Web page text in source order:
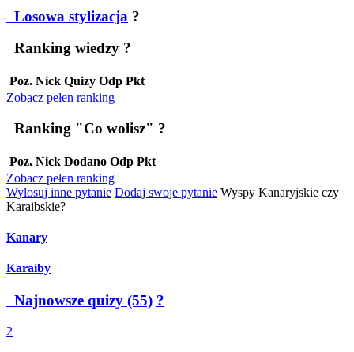
Losowa stylizacja ?
Ranking wiedzy ?
Poz. Nick Quizy Odp Pkt
Zobacz pełen ranking
Ranking "Co wolisz" ?
Poz. Nick Dodano Odp Pkt
Zobacz pełen ranking
Wylosuj inne pytanie Dodaj swoje pytanie Wyspy Kanaryjskie czy
Karaibskie?
Kanary
Karaiby
Najnowsze quizy (55) ?
2